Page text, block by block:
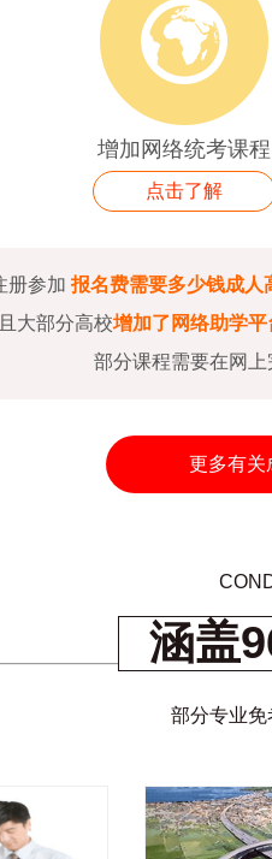
增加网络统考课程
点击了解
册参加 报名费需要多少钱成人
且大部分高校增加了网络助学平
部分课程需要在网
更多有关
涵盖
部分专业